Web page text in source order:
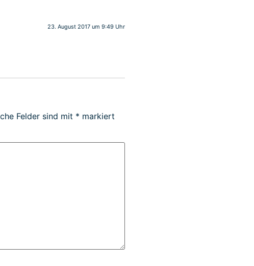
23. August 2017 um 9:49 Uhr
Felder sind mit * markiert